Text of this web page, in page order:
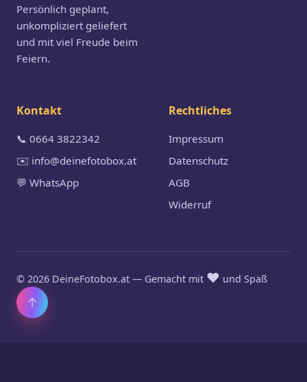
Persönlich geplant,
unkompliziert geliefert
und mit viel Freude beim
Feiern.
Kontakt
📞 0664 3822342
✉️ info@deinefotobox.at
💬 WhatsApp
Rechtliches
Impressum
Datenschutz
AGB
Widerruf
© 2026 DeineFotobox.at — Gemacht mit ❤️ und Spaß
↑